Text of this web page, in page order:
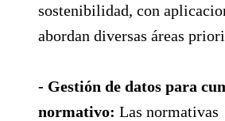
sostenibilidad, con
abordan diversas áreas
- Gestión de datos para
normativo: Las normativas